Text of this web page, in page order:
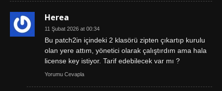
Herea
11 Şubat 2026 at 00:34
Bu patch2in içindeki 2 klasörü zipten çıkartıp kurulu
olan yere attım, yönetici olarak çalıştırdım ama hala
license key istiyor. Tarif edebilecek var mı ?
Yorumu Cevapla